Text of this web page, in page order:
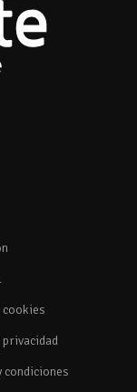
cookies
condiciones